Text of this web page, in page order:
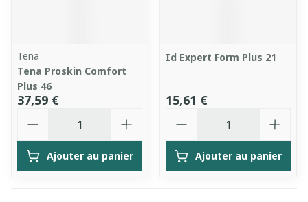
Tena
Tena Proskin Comfort
Plus 46
37,59 €
Ajouter au panier
Id Expert Form Plus 21
15,61 €
Ajouter au panier